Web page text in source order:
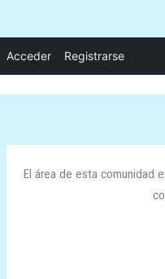
Acceder Registrarse
El área de esta comunidad